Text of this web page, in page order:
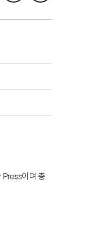
Press이며 총